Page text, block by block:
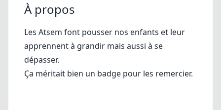
À propos
Les Atsem font pousser nos enfants et leur
apprennent à grandir mais aussi à se
dépasser.
Ça méritait bien un badge pour les remercier.